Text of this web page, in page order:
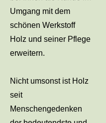
Umgang mit dem
schönen Werkstoff
Holz und seiner Pflege
erweitern.
Nicht umsonst ist Holz
seit
Menschengedenken